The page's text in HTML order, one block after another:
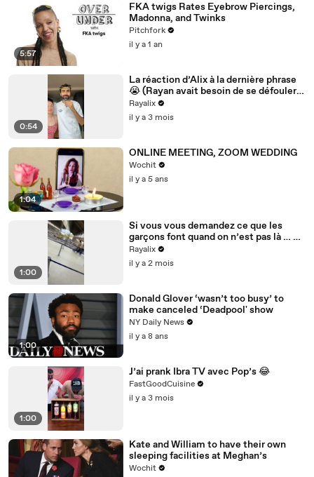
5:57
FKA twigs Rates Eyebrow Piercings,
Madonna, and Twinks
Pitchfork
il y a 1 an
0:54
La réaction d’Alix à la dernière phrase
😭 (Rayan avait besoin de se défouler
mdr)
Rayalix
il y a 3 mois
1:04
ONLINE MEETING, ZOOM WEDDING
Wochit
il y a 5 ans
1:00
Si vous vous demandez ce que les
garçons font quand on n’est pas là … 😭
🐿️ #HUMOUR
Rayalix
il y a 2 mois
1:00
Donald Glover ‘wasn’t too busy’ to
make canceled ‘Deadpool' show
NY Daily News
il y a 8 ans
1:00
J’ai prank Ibra TV avec Pop’s 😂
FastGoodCuisine
il y a 3 mois
Kate and William to have their own
sleeping facilities at Meghan’s
Wochit